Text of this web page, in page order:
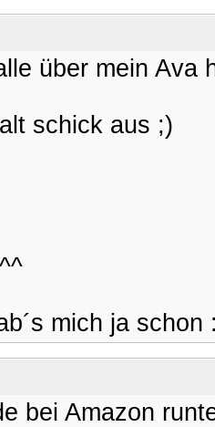
über mein Ava
schick aus ;)
mich ja schon
bei Amazon